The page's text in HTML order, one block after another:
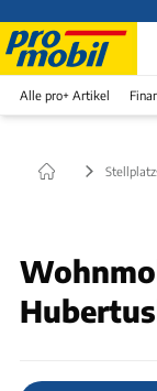
Alle pro+ Artikel